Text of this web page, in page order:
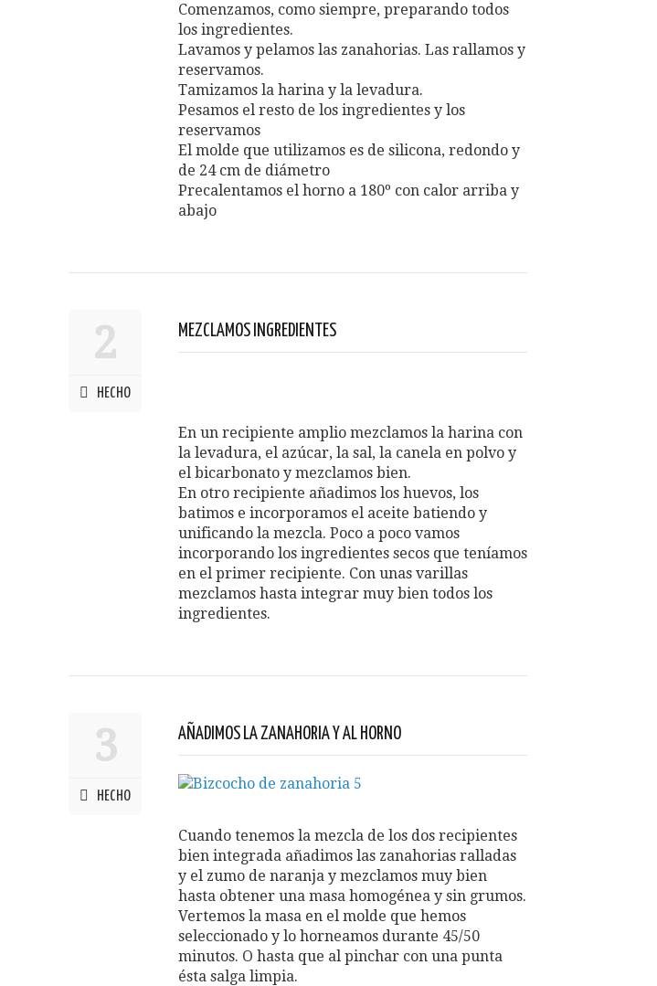
Comenzamos, como siempre, preparando todos
los ingredientes.
Lavamos y pelamos las zanahorias. Las rallamos y
reservamos.
Tamizamos la harina y la levadura.
Pesamos el resto de los ingredientes y los
reservamos
El molde que utilizamos es de silicona, redondo y
de 24 cm de diámetro
Precalentamos el horno a 180º con calor arriba y
abajo
2
HECHO
MEZCLAMOS INGREDIENTES
En un recipiente amplio mezclamos la harina con
la levadura, el azúcar, la sal, la canela en polvo y
el bicarbonato y mezclamos bien.
En otro recipiente añadimos los huevos, los
batimos e incorporamos el aceite batiendo y
unificando la mezcla. Poco a poco vamos
incorporando los ingredientes secos que teníamos
en el primer recipiente. Con unas varillas
mezclamos hasta integrar muy bien todos los
ingredientes.
3
HECHO
AÑADIMOS LA ZANAHORIA Y AL HORNO
Cuando tenemos la mezcla de los dos recipientes
bien integrada añadimos las zanahorias ralladas
y el zumo de naranja y mezclamos muy bien
hasta obtener una masa homogénea y sin grumos.
Vertemos la masa en el molde que hemos
seleccionado y lo horneamos durante 45/50
minutos. O hasta que al pinchar con una punta
ésta salga limpia.